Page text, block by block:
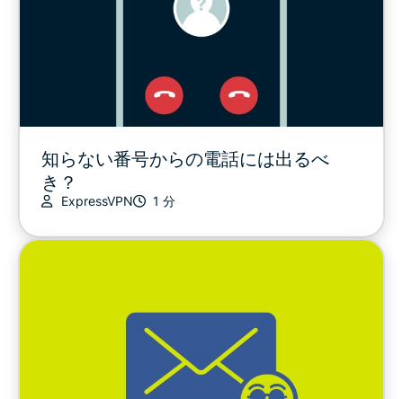
知らない番号からの電話には出るべ
き？
ExpressVPN 1 分